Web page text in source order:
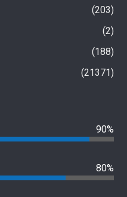
203
2
188
21371
90%
80%